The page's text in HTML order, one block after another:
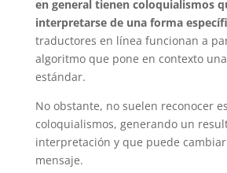
en general tienen coloquialismos
interpretarse de una forma
traductores en línea funcionan a
algoritmo que pone en contexto
estándar.
No obstante, no suelen reconocer
coloquialismos, generando un
interpretación y que puede
mensaje.